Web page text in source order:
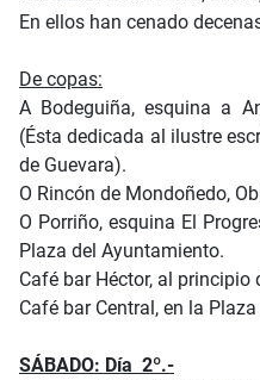
En ellos han cenado
De copas:
A Bodeguiña, esquina a
(Ésta dedicada al ilustre
de Guevara).
O Rincón de Mondoñedo,
O Porriño, esquina El
Plaza del Ayuntamiento.
Café bar Héctor, al principio
Café bar Central, en la
SÁBADO: Día 2º.-